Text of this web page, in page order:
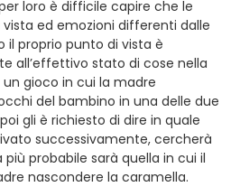
loro è difficile capire che le
ed emozioni differenti dalle
il proprio punto di vista è
all’effettivo stato di cose nella
gioco in cui la madre
del bambino in una delle due
gli è richiesto di dire in quale
successivamente, cercherà
probabile sarà quella in cui il
nascondere la caramella.